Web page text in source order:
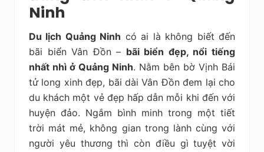
Ninh
Du lịch Quảng Ninh có ai là không biết đến
bãi biển Vân Đồn – bãi biển đẹp, nổi tiếng
nhất nhì ở Quảng Ninh. Nằm bên bờ Vịnh Bái
tử long xinh đẹp, bãi dài Vân Đồn đem lại cho
du khách một vẻ đẹp hấp dẫn mỗi khi đến với
huyện đảo. Ngắm bình minh trong một tiết
trời mát mẻ, không gian trong lành cùng với
người yêu thương thì còn điều gì tuyệt vời